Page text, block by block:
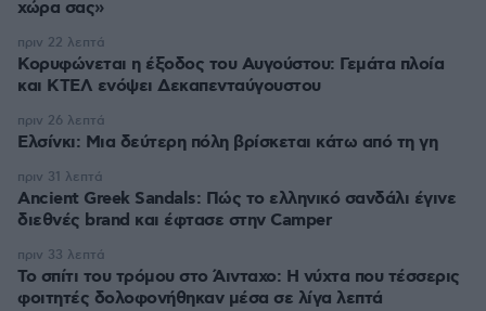
χώρα σας»
Κορυφώνεται η έξοδος του Αυγούστου: Γεμάτα πλοία
και ΚΤΕΛ ενόψει Δεκαπενταύγουστου
πριν 22 λεπτά
Ελσίνκι: Mια δεύτερη πόλη βρίσκεται κάτω από τη γη
πριν 26 λεπτά
Ancient Greek Sandals: Πώς το ελληνικό σανδάλι έγινε
διεθνές brand και έφτασε στην Camper
πριν 31 λεπτά
Το σπίτι του τρόμου στο Άινταχο: Η νύχτα που τέσσερις
φοιτητές δολοφονήθηκαν μέσα σε λίγα λεπτά
πριν 33 λεπτά